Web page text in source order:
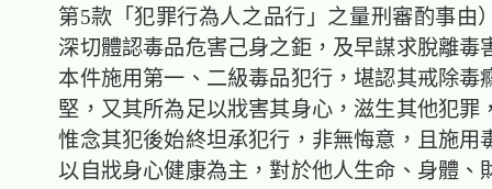
第5款「犯罪行為人之品行」之量刑審酌事由
深切體認毒品危害己身之鉅，及早謀求脫離毒
本件施用第一、二級毒品犯行，堪認其戒除毒
堅，又其所為足以戕害其身心，滋生其他犯罪
惟念其犯後始終坦承犯行，非無悔意，且施用
以自戕身心健康為主，對於他人生命、身體、